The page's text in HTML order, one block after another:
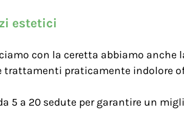
estetici
con la ceretta abbiamo
trattamenti praticamente indolore
5 a 20 sedute per garantire un